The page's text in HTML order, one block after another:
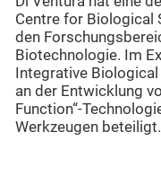
Centre for Biological
den
Biotechnologie. Im
Integrative
an der Entwicklung
Function“-
Werkzeugen beteiligt.